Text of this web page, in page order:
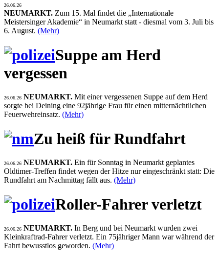
26.06.26
NEUMARKT. Zum 15. Mal findet die „Internationale
Meistersinger Akademie“ in Neumarkt statt - diesmal vom 3. Juli bis
6. August. (Mehr)
Suppe am Herd
vergessen
26.06.26 NEUMARKT. Mit einer vergessenen Suppe auf dem Herd
sorgte bei Deining eine 92jährige Frau für einen mitternächtlichen
Feuerwehreinsatz. (Mehr)
Zu heiß für Rundfahrt
26.06.26 NEUMARKT. Ein für Sonntag in Neumarkt geplantes
Oldtimer-Treffen findet wegen der Hitze nur eingeschränkt statt: Die
Rundfahrt am Nachmittag fällt aus. (Mehr)
Roller-Fahrer verletzt
26.06.26 NEUMARKT. In Berg und bei Neumarkt wurden zwei
Kleinkraftrad-Fahrer verletzt. Ein 75jähriger Mann war während der
Fahrt bewusstlos geworden. (Mehr)